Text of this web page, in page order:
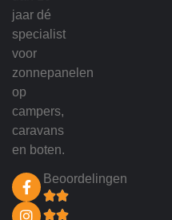
jaar dé
specialist
voor
zonnepanelen
op
campers,
caravans
en boten.
Beoordelingen